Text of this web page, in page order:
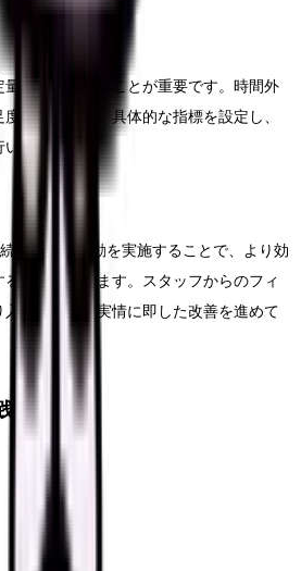
的に測定することが重要です。時間外
の変化など、具体的な指標を設定し、
ましょう。
的な改善活動を実施することで、より効
ことができます。スタッフからのフィ
れ、現場の実情に即した改善を進めて